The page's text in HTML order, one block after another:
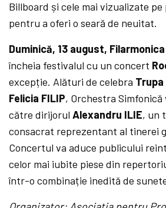
Billboard și cele mai vizualizate
pentru a oferi o seară de neuitat.
Duminică, 13 august,
încheia festivalul cu un concert
excepție. Alături de celebra Trupa
Felicia FILIP, Orchestra
către dirijorulAlexandru ILIE, un
consacrat reprezentant al tinerei
Concertul va aduce publicului
celor mai iubite piese din
într-o combinație inedită de